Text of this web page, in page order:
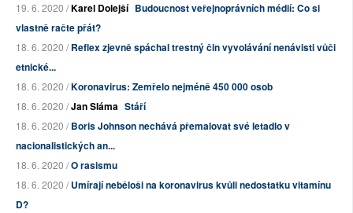
19. 6. 2020 /Karel Dolejší Budoucnost veřejnoprávních médií: Co si
vlastně račte přát?
18. 6. 2020 /Reflex zjevně spáchal trestný čin vyvolávání nenávisti vůči
etnické...
18. 6. 2020 /Koronavirus: Zemřelo nejméně 450 000 osob
18. 6. 2020 /Jan Sláma Stáří
18. 6. 2020 /Boris Johnson nechává přemalovat své letadlo v
nacionalistických an...
18. 6. 2020 /O rasismu
18. 6. 2020 /Umírají neběloši na koronavirus kvůli nedostatku vitamínu
D?